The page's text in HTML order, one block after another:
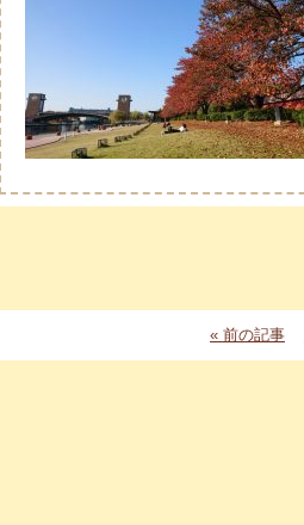
« 前の記事